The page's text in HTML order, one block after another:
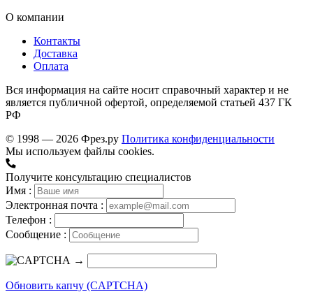
О компании
Контакты
Доставка
Оплата
Вся информация на сайте носит справочный характер и не
является публичной офертой, определяемой статьей 437 ГК
РФ
© 1998 — 2026 Фрез.ру Политика конфиденциальности
Мы используем файлы cookies.
Получите консультацию специалистов
Имя :
Электронная почта :
Телефон :
Сообщение :
→
Обновить капчу (CAPTCHA)